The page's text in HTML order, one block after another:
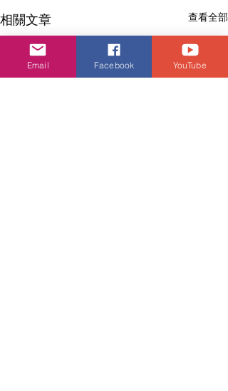
相關文章 查看全部
Email Facebook YouTube